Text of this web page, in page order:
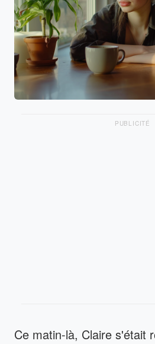
PUBLICITÉ
Ce matin-là, Claire s'était